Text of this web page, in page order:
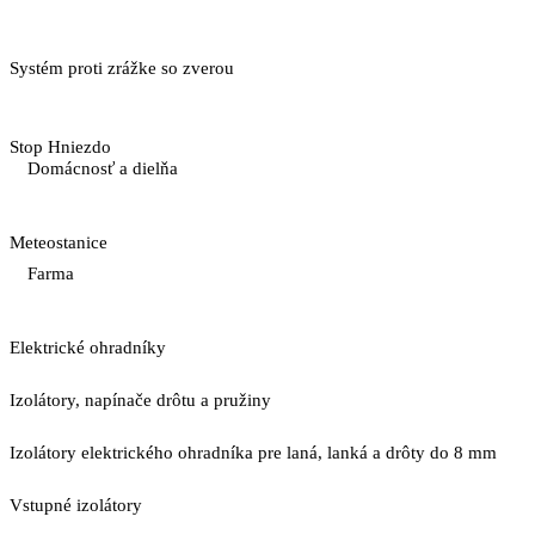
Systém proti zrážke so zverou
Stop Hniezdo
Domácnosť a dielňa
Meteostanice
Farma
Elektrické ohradníky
Izolátory, napínače drôtu a pružiny
Izolátory elektrického ohradníka pre laná, lanká a drôty do 8 mm
Vstupné izolátory